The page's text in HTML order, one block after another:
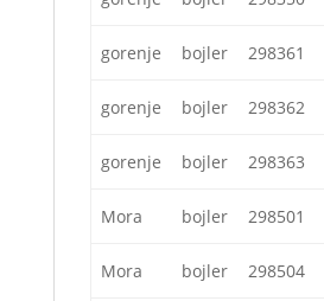
gorenje bojler 298361
gorenje bojler 298362
gorenje bojler 298363
Mora bojler 298501
Mora bojler 298504